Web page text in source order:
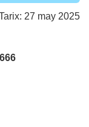
27 may 2025